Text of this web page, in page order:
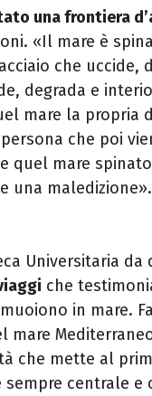
una frontiera
«Il mare è
che uccide,
degrada e
mare la propria
che poi
quel mare
una maledizione».
Universitaria da
che
in mare.
che mette al
centrale e